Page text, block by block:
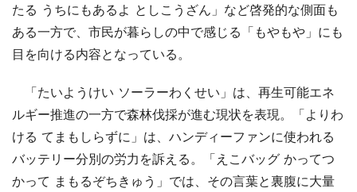
たる うちにもあるよ としこうざん」など啓発的な側面も
ある一方で、市民が暮らしの中で感じる「もやもや」にも
目を向ける内容となっている。
「たいようけい ソーラーわくせい」は、再生可能エネ
ルギー推進の一方で森林伐採が進む現状を表現。「よりわ
ける てまもしらずに」は、ハンディーファンに使われる
バッテリー分別の労力を訴える。「えこバッグ かってつ
かって まもるぞちきゅう」では、その言葉と裏腹に大量